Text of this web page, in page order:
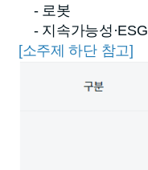
- 로봇
- 지속가능성·ESG
[소주제 하단 참고]